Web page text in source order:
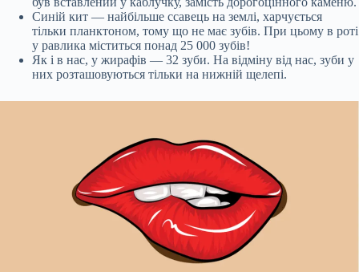
Синій кит — найбільше ссавець на землі, харчується
тільки планктоном, тому що не має зубів. При цьому в роті
у равлика міститься понад 25 000 зубів!
Як і в нас, у жирафів — 32 зуби. На відміну від нас, зуби у
них розташовуються тільки на нижній щелепі.